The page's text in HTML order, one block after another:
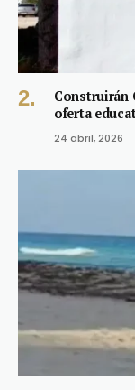
Construirán
oferta
24 abril, 2026